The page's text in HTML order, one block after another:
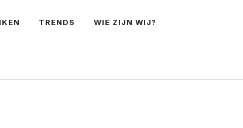
TRENDS WIE ZIJN WIJ?